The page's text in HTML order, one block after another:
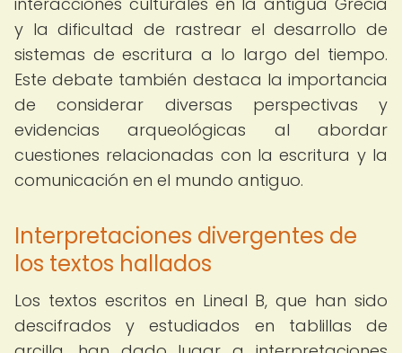
y la dificultad de rastrear el desarrollo de
sistemas de escritura a lo largo del tiempo.
Este debate también destaca la importancia
de considerar diversas perspectivas y
evidencias arqueológicas al abordar
cuestiones relacionadas con la escritura y la
comunicación en el mundo antiguo.
Interpretaciones divergentes de
los textos hallados
Los textos escritos en Lineal B, que han sido
descifrados y estudiados en tablillas de